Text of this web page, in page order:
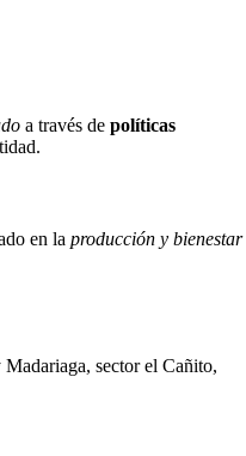
a través de políticas
en la producción y bienestar
sector el Cañito,